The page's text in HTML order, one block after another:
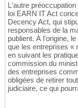
L'autre
loi EARN IT Act
Decency Act, qui
responsables de la
publient. À l'origine,
que les entreprises «
en suivant les
commission du
des entreprises
obligées de retirer
judiciaire, ce qui